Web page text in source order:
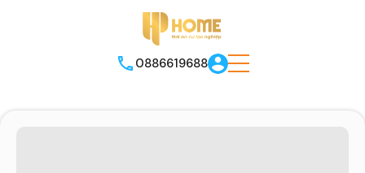
0886619688